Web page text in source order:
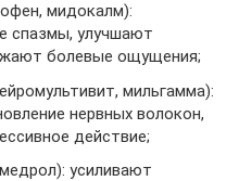
мидокалм):
спазмы, улучшают
болевые ощущения;
мильгамма):
нервных волокон,
действие;
усиливают